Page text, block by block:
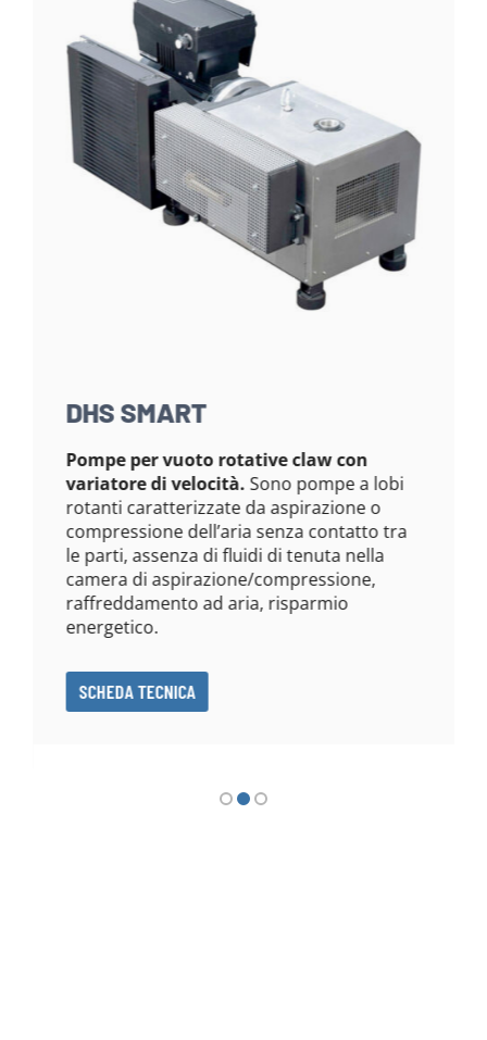
DHS SMART
Pompe per vuoto rotative claw con
variatore di velocità.Sono pompe a lobi
rotanti caratterizzate da aspirazione o
compressione dell’aria senza contatto tra
le parti, assenza di fluidi di tenuta nella
camera di aspirazione/compressione,
raffreddamento ad aria, risparmio
energetico.
SCHEDA TECNICA